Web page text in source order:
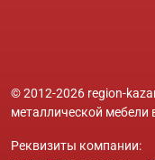
© 2012-2026 region-
металлической мебели
Реквизиты компании: